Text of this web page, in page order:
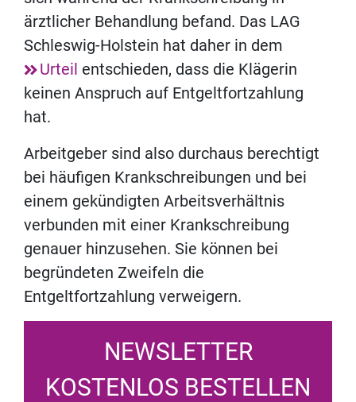
ärztlicher Behandlung befand. Das LAG
Schleswig-Holstein hat daher in dem
Urteil entschieden, dass die Klägerin
keinen Anspruch auf Entgeltfortzahlung
hat.
Arbeitgeber sind also durchaus berechtigt
bei häufigen Krankschreibungen und bei
einem gekündigten Arbeitsverhältnis
verbunden mit einer Krankschreibung
genauer hinzusehen. Sie können bei
begründeten Zweifeln die
Entgeltfortzahlung verweigern.
NEWSLETTER
KOSTENLOS BESTELLEN